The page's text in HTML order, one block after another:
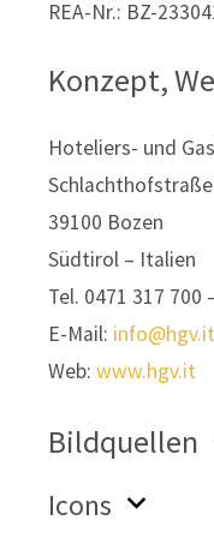
REA-Nr.: BZ-
Konzept,
Hoteliers- und
39100 Bozen
Südtirol – Italien
Tel. 0471 317 700
E-Mail: info@hgv.it
Web: www.hgv.it
Bildquellen
Icons